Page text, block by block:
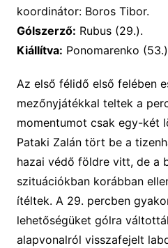
koordinátor: Boros Tibor.
Gólszerző: Rubus (29.).
Kiállítva: Ponomarenko
Az első félidő első felében
mezőnyjátékkal teltek a
momentumot csak egy-két
Pataki Zalán tört be a
hazai védő földre vitt, de a
szituációkban korábban
ítéltek. A 29. percben
lehetőségüket gólra
alapvonalról visszafejelt